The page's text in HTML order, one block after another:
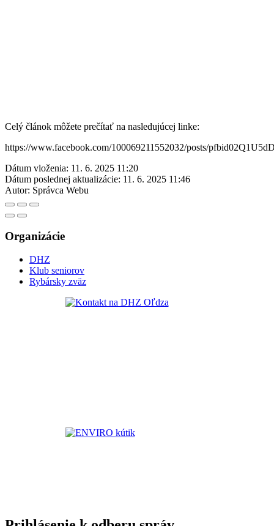
Celý článok môžete prečítať na nasledujúcej linke:
https://www.facebook.com/100069211552032/posts/
Dátum vloženia: 11. 6. 2025 11:20
Dátum poslednej aktualizácie: 11. 6. 2025 11:46
Autor: Správca Webu
Organizácie
DHZ
Klub seniorov
Rybársky zväz